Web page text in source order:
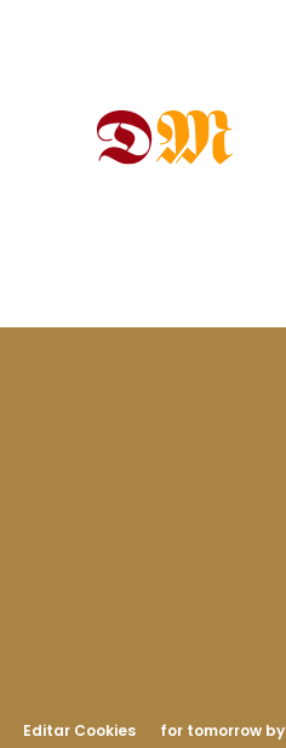
Editar Cookies for tomorrow by